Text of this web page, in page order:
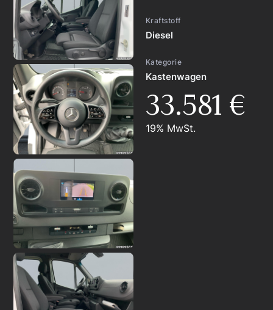
Kraftstoff
Diesel
Kategorie
Kastenwagen
33.581 €
19% MwSt.